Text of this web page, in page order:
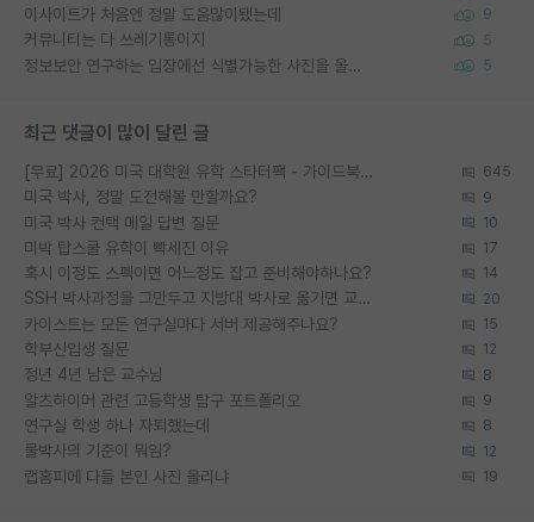
이사이트가 처음엔 정말 도움많이됐는데 9
커뮤니티는 다 쓰레기통이지 5
정보보안 연구하는 입장에선 식별가능한 사진을 올리는건 비추이긴함 5
최근 댓글이 많이 달린 글
[무료] 2026 미국 대학원 유학 스타터팩 - 가이드북 & 합격자 컨택메일 템플릿 645
미국 박사, 정말 도전해볼 만할까요? 9
미국 박사 컨택 메일 답변 질문 10
미박 탑스쿨 유학이 빡세진 이유 17
혹시 이정도 스펙이면 어느정도 잡고 준비해야하나요? 14
SSH 박사과정을 그만두고 지방대 박사로 옮기면 교수의 꿈은 끝일까요? 20
카이스트는 모든 연구실마다 서버 제공해주나요? 15
학부신입생 질문 12
정년 4년 남은 교수님 8
알츠하이머 관련 고등학생 탐구 포트폴리오 9
연구실 학생 하나 자퇴했는데 8
물박사의 기준이 뭐임? 12
랩홈피에 다들 본인 사진 올리냐 19